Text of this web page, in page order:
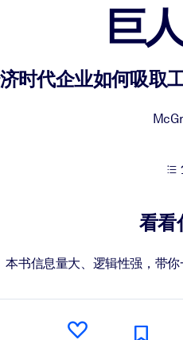
出结果。
巨
时代企业如何吸取
看看
本书信息量大、逻辑性强，带你